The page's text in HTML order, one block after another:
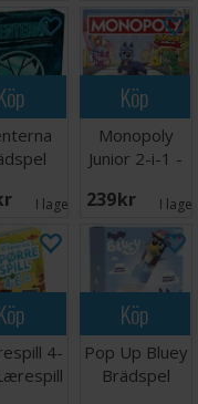
I lager: 4
Köp
Monopoly
Junior 2-i-1 -
239 SEK I
4-
Köp
Pop Up Bluey
Brädspel